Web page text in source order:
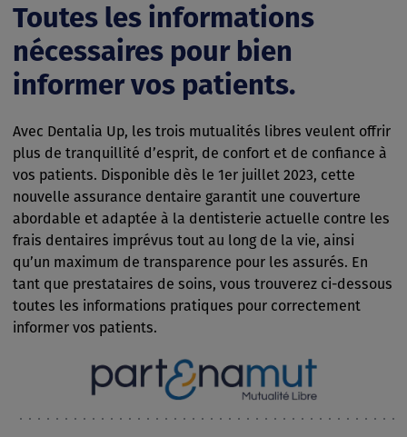
Toutes les informations
nécessaires pour bien
informer vos patients.
Avec Dentalia Up, les trois mutualités libres veulent offrir
plus de tranquillité d’esprit, de confort et de confiance à
vos patients. Disponible dès le 1er juillet 2023, cette
nouvelle assurance dentaire garantit une couverture
abordable et adaptée à la dentisterie actuelle contre les
frais dentaires imprévus tout au long de la vie, ainsi
qu’un maximum de transparence pour les assurés. En
tant que prestataires de soins, vous trouverez ci-dessous
toutes les informations pratiques pour correctement
informer vos patients.